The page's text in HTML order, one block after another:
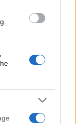
la vicesindaco:
privata̶…
due furgoni